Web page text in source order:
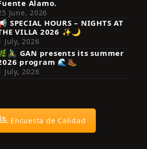
Síguenos en Instagram
Álamo.
June, 2026
SPECIAL HOURS – NIGHTS AT
VILLA 2026 ✨🌙
July, 2026
GAN presents its summer
program 🌊🥾
July, 2026
Encuesta de Calidad